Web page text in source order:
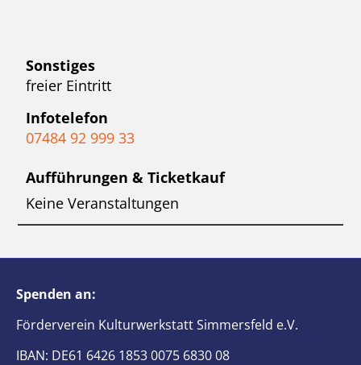
Sonstiges
freier Eintritt
Infotelefon
07484 92 999 33
Aufführungen & Ticketkauf
Keine Veranstaltungen
Spenden an:
Förderverein Kulturwerkstatt Simmersfeld e.V.
IBAN: DE61 6426 1853 0075 6830 08